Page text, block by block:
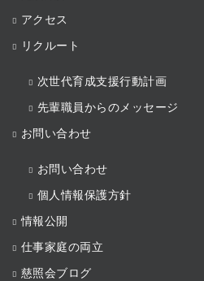
アクセス
リクルート
次世代育成支援行動計画
先輩職員からのメッセージ
お問い合わせ
お問い合わせ
個人情報保護方針
情報公開
仕事家庭の両立
慈照会ブログ